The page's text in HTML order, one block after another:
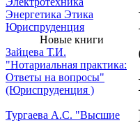
Энергетика Этика
Юриспруденция
Новые книги
Зайцева Т.И.
"Нотариальная практика:
Ответы на вопросы"
(Юриспруденция )
Тургаева А.С. "Высшие